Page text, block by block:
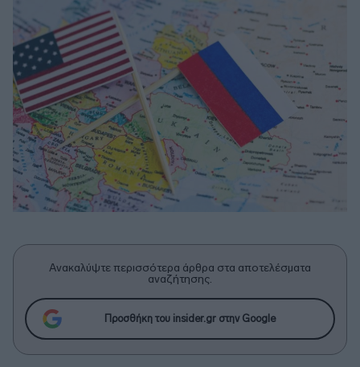
Ανακαλύψτε περισσότερα άρθρα στα αποτελέσματα
αναζήτησης.
Προσθήκη του insider.gr στην Google